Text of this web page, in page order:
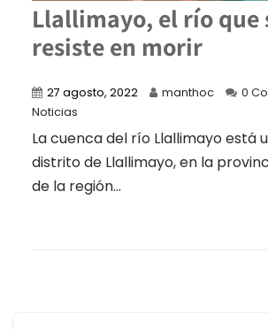
Llallimayo, el río que
resiste en morir
27 agosto, 2022 manthoc
0
Noticias
La cuenca del río Llallimayo está
distrito de Llallimayo, en la
de la región...